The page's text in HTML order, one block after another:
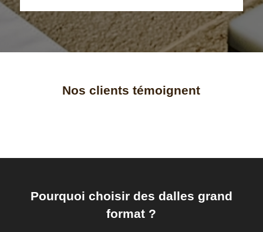
Nos clients témoignent
Pourquoi choisir des dalles grand
format ?